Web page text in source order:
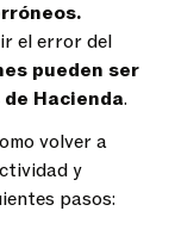
el error del
pueden ser
Hacienda.
volver a
y
pasos: